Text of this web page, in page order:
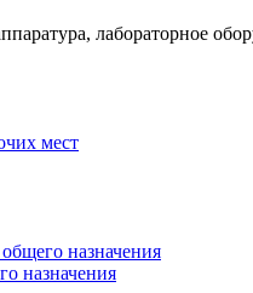
лабораторное
мест
назначения
назначения